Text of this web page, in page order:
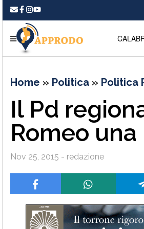
Home » Politica » Politica
Il Pd
Romeo
Nov 25, 2015 - redazione